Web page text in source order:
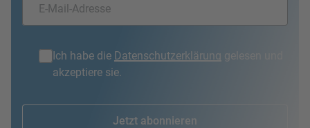
Ich habe die Datenschutzerklärung gelesen und
akzeptiere sie.
Jetzt abonnieren